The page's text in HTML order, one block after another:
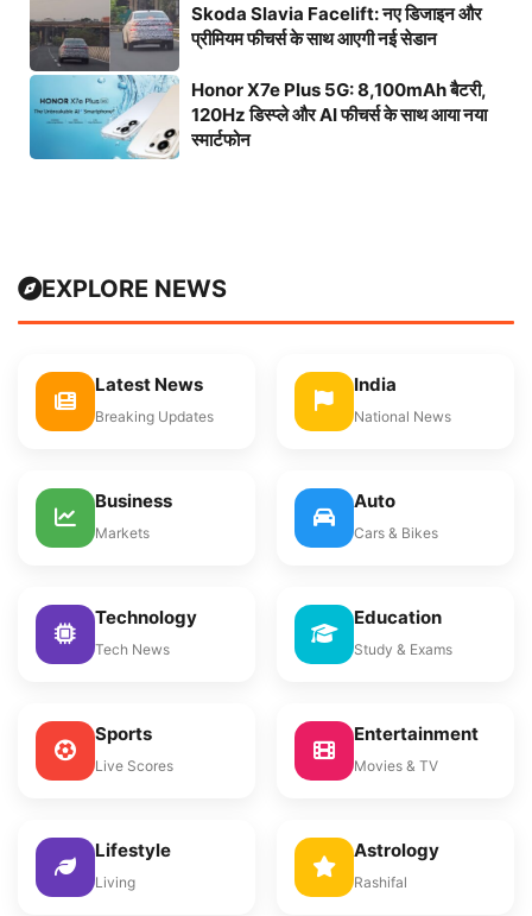
Skoda Slavia Facelift: नए डिजाइन और
प्रीमियम फीचर्स के साथ आएगी नई सेडान
Honor X7e Plus 5G: 8,100mAh बैटरी,
120Hz डिस्प्ले और AI फीचर्स के साथ आया नया
स्मार्टफोन
EXPLORE NEWS
Latest News
Breaking Updates
India
National News
Business
Markets
Auto
Cars & Bikes
Technology
Tech News
Education
Study & Exams
Sports
Live Scores
Entertainment
Movies & TV
Lifestyle
Living
Astrology
Rashifal